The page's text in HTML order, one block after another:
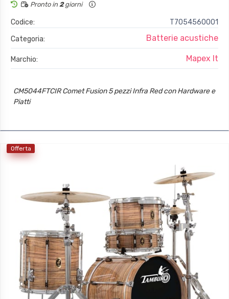
Pronto in 2giorni
Codice:
T7054560001
Categoria:
Batterie acustiche
Marchio: Mapex It
CM5044FTCIR Comet Fusion 5 pezzi Infra Red con Hardware e
Piatti
Offerta